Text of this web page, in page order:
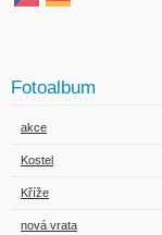
Fotoalbum
akce
Kostel
Kříže
nová vrata